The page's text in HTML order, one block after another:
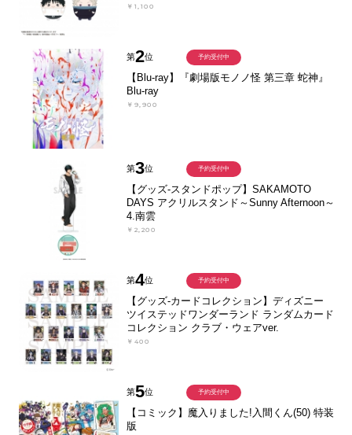
￥1,100
第2位
【Blu-ray】『劇場版モノノ怪 第三章 蛇神』
Blu-ray
￥9,900
予約受付中
第3位
【グッズ-スタンドポップ】SAKAMOTO
DAYS アクリルスタンド～Sunny Afternoon～
4.南雲
￥2,200
予約受付中
第4位
【グッズ-カードコレクション】ディズニー
ツイステッドワンダーランド ランダムカード
コレクション クラブ・ウェアver.
￥400
予約受付中
第5位
【コミック】魔入りました!入間くん(50) 特装
版
予約受付中